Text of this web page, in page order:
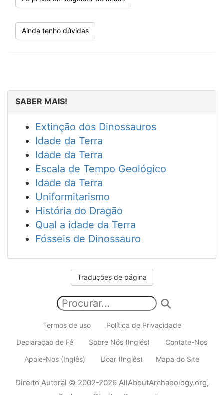
Ainda tenho dúvidas
SABER MAIS!
Extinção dos Dinossauros
Idade da Terra
Idade da Terra
Escala de Tempo Geológico
Idade da Terra
Uniformitarismo
História do Dragão
Qual a idade da Terra
Fósseis de Dinossauro
Traduções de página
Termos de uso
Política de Privacidade
Declaração de Fé
Sobre Nós (Inglés)
Contate-Nos
Apoie-Nos (Inglês)
Doar (Inglês) Mapa do Site
Direito Autoral © 2002-2026 AllAboutArchaeology.org,